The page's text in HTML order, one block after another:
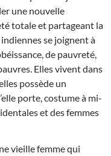
une nouvelle
totale et partageant la
se joignent à
de pauvreté,
Elles vivent dans
possède un
porte, costume à mi-
et des femmes
vieille femme qui